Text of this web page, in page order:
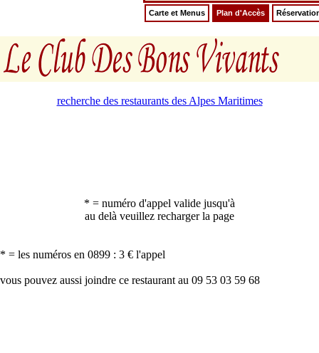
Carte et Menus Plan d'Accès
recherche des restaurants des Alpes Maritimes
* = numéro d'appel valide jusqu'à
au delà veuillez recharger la page
* = les numéros en 0899 : 3 € l'appel
vous pouvez aussi joindre ce restaurant au 09 53 03 59 68